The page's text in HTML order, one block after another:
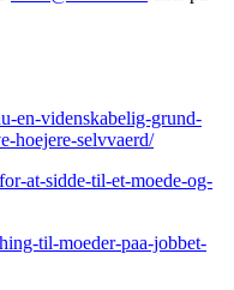
en-videnskabelig-grund-
hoejere-selvvaerd/
at-sidde-til-et-moede-og-
til-moeder-paa-jobbet-